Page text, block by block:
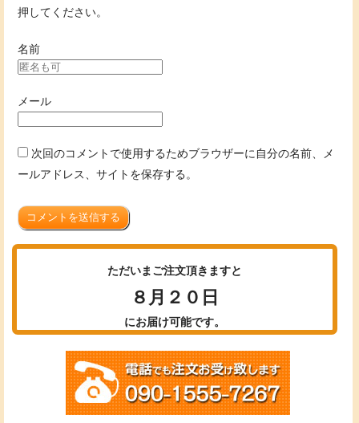
押してください。
名前
メール
次回のコメントで使用するためブラウザーに自分の名前、メ
ールアドレス、サイトを保存する。
コメントを送信する
ただいまご注文頂きますと
８月２０日
にお届け可能です。